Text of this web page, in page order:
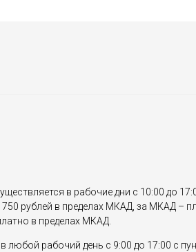
в рабочие дни с 10:00 до
рублей в пределах МКАД, за МКАД –
в пределах МКАД.
рабочий день с 9:00 до 17:00 с